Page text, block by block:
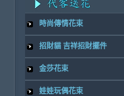
時尚傳情花束
招財貓 吉祥招財擺件
金莎花束
娃娃玩偶花束